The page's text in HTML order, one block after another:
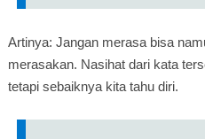
Artinya: Jangan merasa bisa
merasakan. Nasihat dari kata
tetapi sebaiknya kita tahu diri.